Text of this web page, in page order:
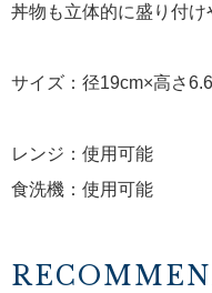
丼物も立体的に盛り付け
サイズ：径19cm×高さ
レンジ：使用可能
食洗機：使用可能